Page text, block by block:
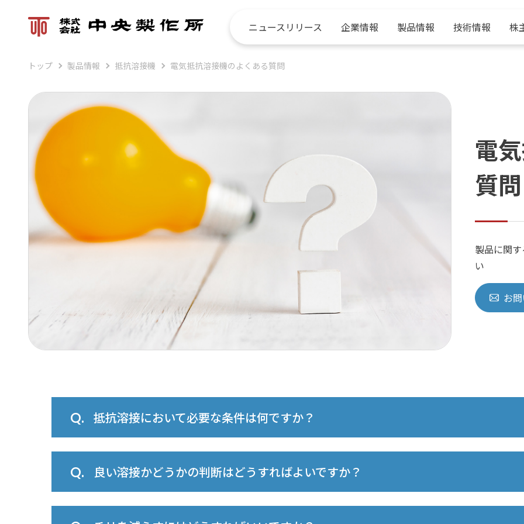
ニュースリリース 企業情報 製品情報 技術情報 株
サスティナビリティ
表面処理装置
鉄道試験装置
ベルトーロ整流器
採用について
トップ 製品情報 抵抗溶接機 電気抵抗溶接機のよくある質問
電
質問
製品に関
い
お
抵抗溶接において必要な条件は何ですか？
良い溶接かどうかの判断はどうすればよいですか？